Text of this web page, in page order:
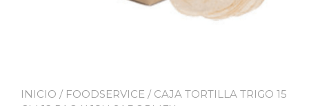
INICIO / FOODSERVICE / CAJA TORTILLA TRIGO 15